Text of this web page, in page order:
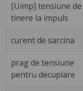
[Uimp] tensiune de
tinere la impuls
curent de sarcina
prag de tensiune
pentru decuplare